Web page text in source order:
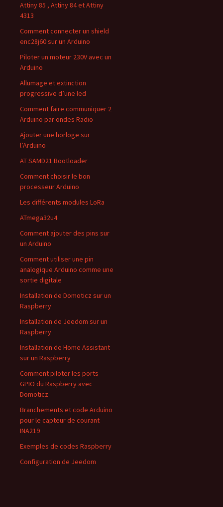
Attiny 85 , Attiny 84 et Attiny
4313
Comment connecter un shield
enc28j60 sur un Arduino
Piloter un moteur 230V avec un
Arduino
Allumage et extinction
progressive d’une led
Comment faire communiquer 2
Arduino par ondes Radio
Ajouter une horloge sur
l’Arduino
AT SAMD21 Bootloader
Comment choisir le bon
processeur Arduino
Les différents modules LoRa
ATmega32u4
Comment ajouter des pins sur
un Arduino
Comment utiliser une pin
analogique Arduino comme une
sortie digitale
Installation de Domoticz sur un
Raspberry
Installation de Jeedom sur un
Raspberry
Installation de Home Assistant
sur un Raspberry
Comment piloter les ports
GPIO du Raspberry avec
Domoticz
Branchements et code Arduino
pour le capteur de courant
INA219
Exemples de codes Raspberry
Configuration de Jeedom